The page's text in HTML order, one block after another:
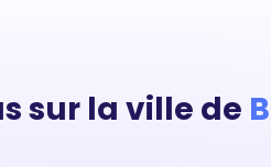
sur la ville de